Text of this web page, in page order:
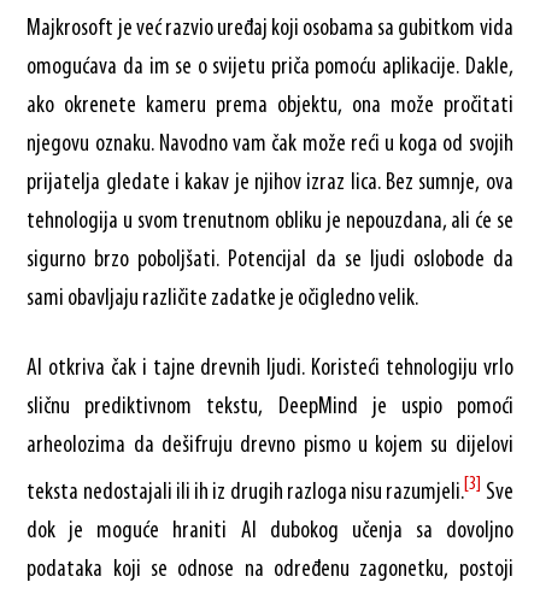
Majkrosoft je već razvio uređaj koji osobama sa gubitkom vida
omogućava da im se o svijetu priča pomoću aplikacije. Dakle,
ako okrenete kameru prema objektu, ona može pročitati
njegovu oznaku. Navodno vam čak može reći u koga od svojih
prijatelja gledate i kakav je njihov izraz lica. Bez sumnje, ova
tehnologija u svom trenutnom obliku je nepouzdana, ali će se
sigurno brzo poboljšati. Potencijal da se ljudi oslobode da
sami obavljaju različite zadatke je očigledno velik.
AI otkriva čak i tajne drevnih ljudi. Koristeći tehnologiju vrlo
sličnu prediktivnom tekstu, DeepMind je uspio pomoći
arheolozima da dešifruju drevno pismo u kojem su dijelovi
teksta nedostajali ili ih iz drugih razloga nisu razumjeli. [3]
Sve
dok je moguće hraniti AI dubokog učenja sa dovoljno
podataka koji se odnose na određenu zagonetku, postoji